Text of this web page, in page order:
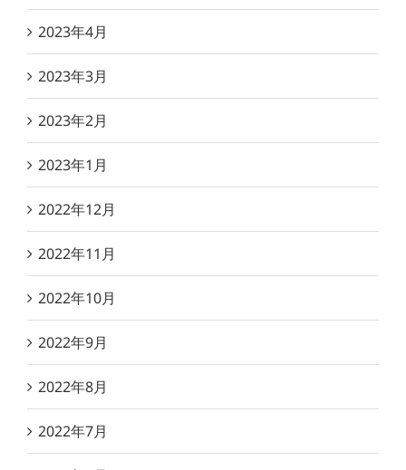
2023年4月
2023年3月
2023年2月
2023年1月
2022年12月
2022年11月
2022年10月
2022年9月
2022年8月
2022年7月